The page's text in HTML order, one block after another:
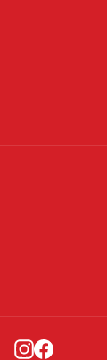
Instagram
Facebook